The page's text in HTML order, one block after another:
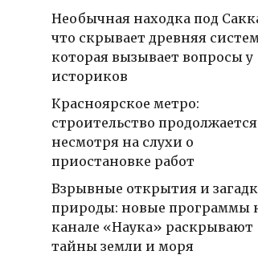
Необычная находка под
что скрывает древняя
которая вызывает вопросы у
историков
Красноярское метро:
строительство продолжается
несмотря на слухи о
приостановке работ
Взрывные открытия и
природы: новые программы
канале «Наука» раскрывают
тайны земли и моря